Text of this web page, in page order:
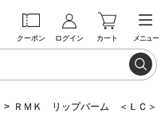
クーポン ログイン カート メニュー
ＲＭＫ リップバーム ＜ＬＣ＞